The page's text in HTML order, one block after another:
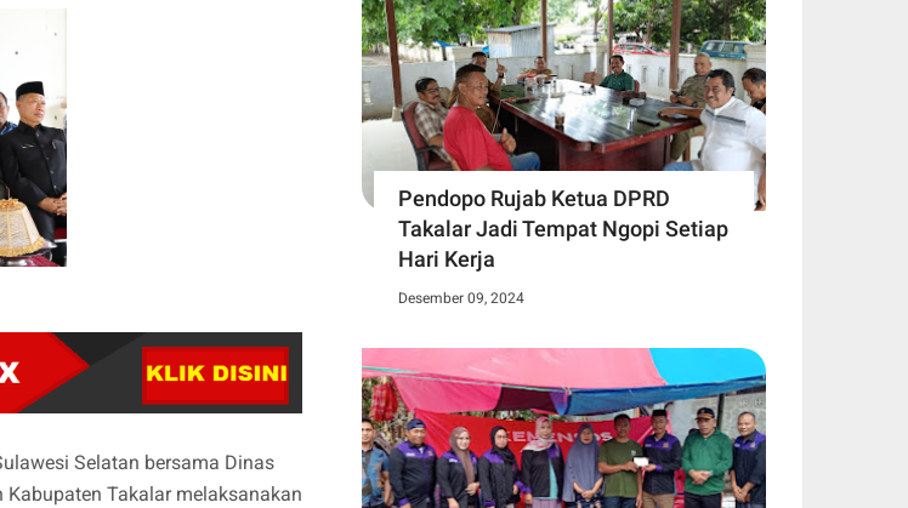
Selatan bersama Dinas
Takalar melaksanakan
Pendopo Rujab Ketua DPRD
Takalar Jadi Tempat Ngopi Setiap
Hari Kerja
Desember 09, 2024